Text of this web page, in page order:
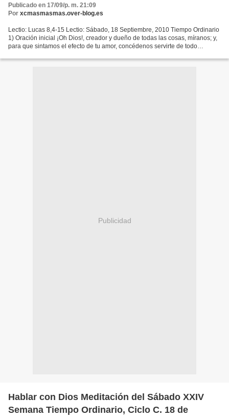
Publicado en 17/09/p. m. 21:09
Por xcmasmasmas.over-blog.es
Lectio: Lucas 8,4-15 Lectio: Sábado, 18 Septiembre, 2010 Tiempo Ordinario
1) Oración inicial ¡Oh Dios!, creador y dueño de todas las cosas, míranos; y,
para que sintamos el efecto de tu amor, concédenos servirte de todo
Publicidad
Hablar con Dios Meditación del Sábado XXIV
Semana Tiempo Ordinario, Ciclo C. 18 de